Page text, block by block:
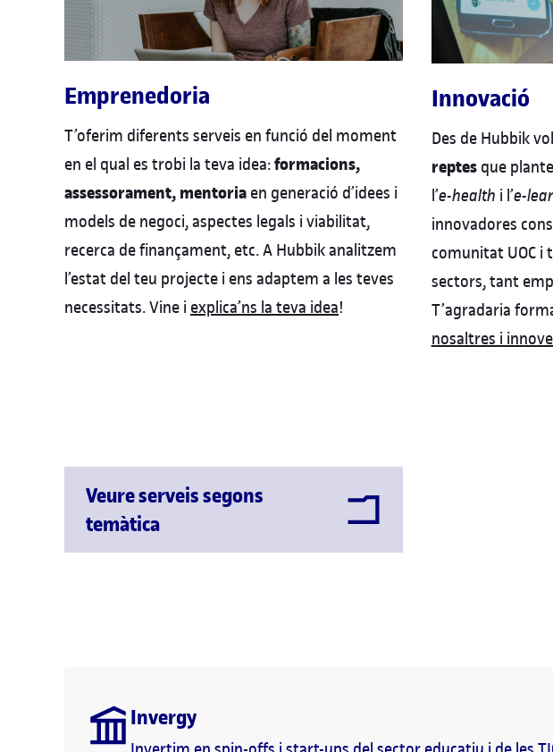
Emprenedoria
T’oferim diferents serveis en funció del moment
en el qual es trobi la teva idea:formacions,
assessorament, mentoria en generació d’idees i
models de negoci, aspectes legals i viabilitat,
recerca de finançament, etc. A Hubbik analitzem
l’estat del teu projecte i ens adaptem a les teves
necessitats. Vine i explica’ns la teva idea!
Innovació
Des de Hubbik
reptes que
l’e-health i l’e-
innovadores
comunitat UOC i
sectors, tant
T’agradaria
nosaltres i
Veure serveis segons
temàtica
Invergy